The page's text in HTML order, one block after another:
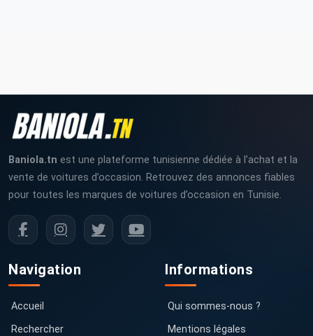
Baniola.tn est une plateforme tunisienne dédiée à l’achat et la
vente de voitures d’occasion. Retrouvez des annonces fiables
pour toutes les marques de voitures d’occasion en Tunisie.
Navigation
Accueil
Rechercher
Informations
Qui sommes-nous ?
Mentions légales